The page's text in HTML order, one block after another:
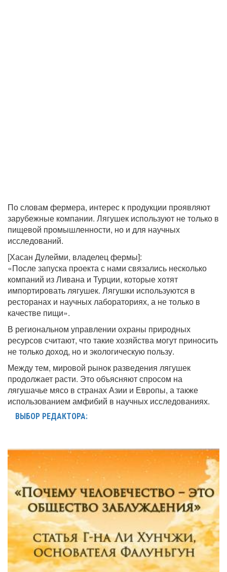
По словам фермера, интерес к продукции проявляют
зарубежные компании. Лягушек используют не только в
пищевой промышленности, но и для научных
исследований.
[Хасан Дулейми, владелец фермы]:
«После запуска проекта с нами связались несколько
компаний из Ливана и Турции, которые хотят
импортировать лягушек. Лягушки используются в
ресторанах и научных лабораториях, а не только в
качестве пищи».
В региональном управлении охраны природных
ресурсов считают, что такие хозяйства могут приносить
не только доход, но и экологическую пользу.
Между тем, мировой рынок разведения лягушек
продолжает расти. Это объясняют спросом на
лягушачье мясо в странах Азии и Европы, а также
использованием амфибий в научных исследованиях.
ВЫБОР РЕДАКТОРА: